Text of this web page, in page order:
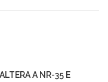
A NR-35 E